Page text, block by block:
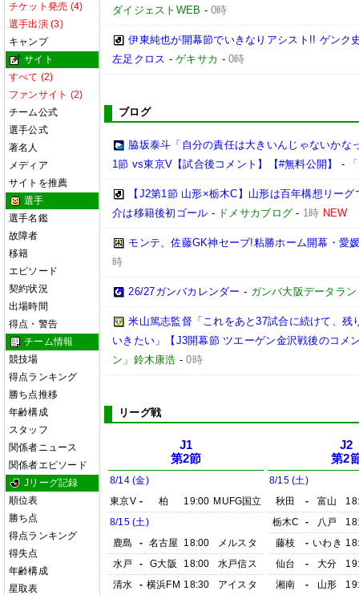
チケット発売 (4)
選手出演 (3)
キャンプ
サイト
すべて (2)
ファンサイト (2)
チーム公式
選手公式
著名人
メディア
サイトを推薦
選手
選手名鑑
故障者
移籍
エピソード
契約状況
出場時間
得点・警告
チーム情報
競技場
得点ランキング
勝ち点推移
年齢構成
スタッフ
関係者ニュース
関係者エピソード
Jリーグ記録
順位表
勝ち点
得点ランキング
得失点
年齢構成
星取表
ダイジェストWEB -0時
伊東純也が開幕節でいきなりアシスト!! ゲンク
左足クロス -ゲキサカ -0時
ブログ
脇坂泰斗「自分の責任は大きいんじゃないか
1節 vs東京V【試合後コメント】【#無料公開】
-
【J2第1節 山形×栃木C】山形は百年構想リー
介は移籍後初ゴール - ドメサカブログ - 1時 NEW
モンテ、佐藤GK神セーブ!粘勝ホーム開幕・愛
時
26/27ガンバカレンダー - ガンバ大阪データラ
米山篤志監督「これをあと37試合に続けて、
いきたい」【J3開幕節 ツエーゲン金沢戦後のコメ
ン」鈴木康浩 -0時
リーグ戦
J1
第2節
8/14 (金)
東京V - 柏 19:00 MUFG国立
8/15 (土)
鹿島
- 名古屋 18:00
メルスタ
水戸
- G大阪 18:00
水戸信ス
清水
- 横浜FM 18:30
アイスタ
J2
第2
8/15 (土)
秋田
- 富山
栃木C
- 八戸
藤枝
- いわき
仙台
- 大分
湘南
- 山形